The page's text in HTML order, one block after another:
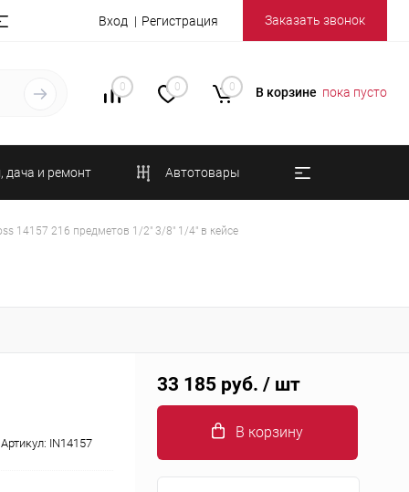
Вход Регистрация Заказать звонок
0 0 0 В корзине пока пусто
дача и ремонт Автотовары
14157 216 предметов 1/2" 3/8" 1/4" в кейсе
Артикул: IN14157
33 185 руб. / шт
В корзину